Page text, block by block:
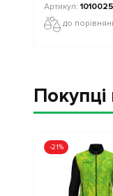
до
-21%